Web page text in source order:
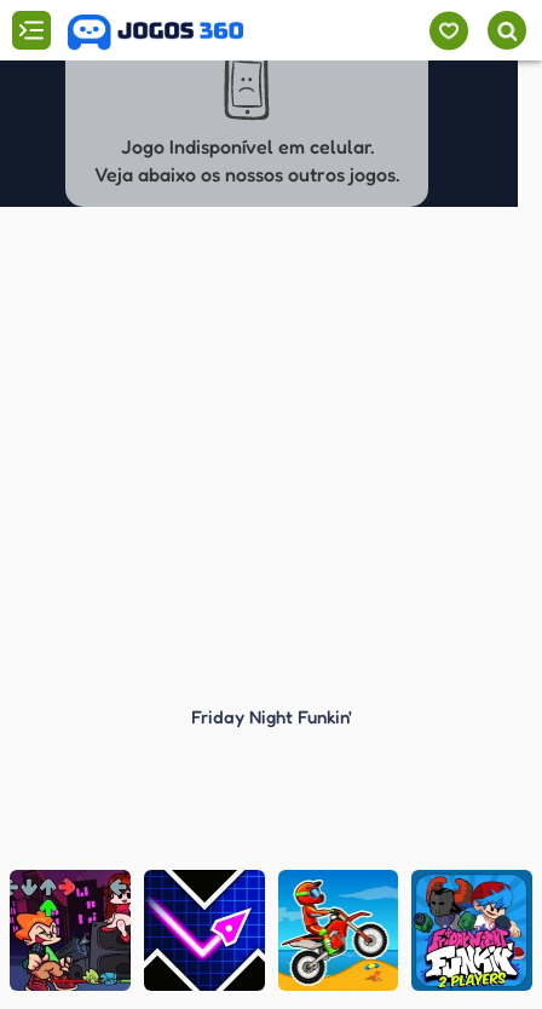
Jogo Indisponível em celular.
Veja abaixo os nossos outros jogos.
Friday Night Funkin'